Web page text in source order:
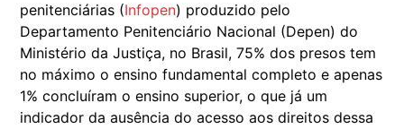
penitenciárias (Infopen) produzido pelo
Departamento Penitenciário Nacional (Depen) do
Ministério da Justiça, no Brasil, 75% dos presos tem
no máximo o ensino fundamental completo e apenas
1% concluíram o ensino superior, o que já um
indicador da ausência do acesso aos direitos dessa